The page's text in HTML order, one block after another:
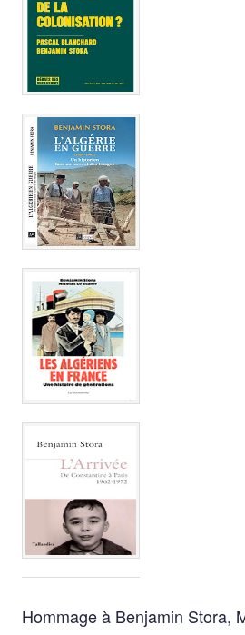
Hommage à Benjamin Stora,